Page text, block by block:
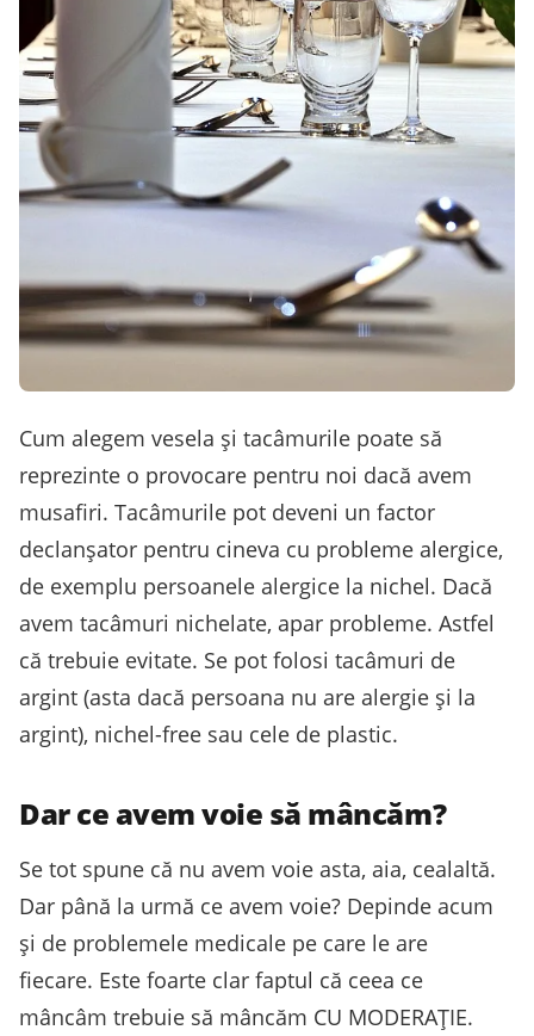
Cum alegem vesela și tacâmurile poate să
reprezinte o provocare pentru noi dacă avem
musafiri. Tacâmurile pot deveni un factor
declanșator pentru cineva cu probleme alergice,
de exemplu persoanele alergice la nichel. Dacă
avem tacâmuri nichelate, apar probleme. Astfel
că trebuie evitate. Se pot folosi tacâmuri de
argint (asta dacă persoana nu are alergie și la
argint), nichel-free sau cele de plastic.
Dar ce avem voie să mâncăm?
Se tot spune că nu avem voie asta, aia, cealaltă.
Dar până la urmă ce avem voie? Depinde acum
și de problemele medicale pe care le are
fiecare. Este foarte clar faptul că ceea ce
mâncâm trebuie să mâncăm CU MODERAȚIE.